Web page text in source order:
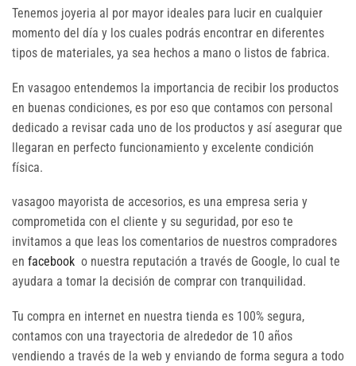
Tenemos joyeria al por mayor ideales para lucir en cualquier
momento del día y los cuales podrás encontrar en diferentes
tipos de materiales, ya sea hechos a mano o listos de fabrica.
En vasagoo entendemos la importancia de recibir los productos
en buenas condiciones, es por eso que contamos con personal
dedicado a revisar cada uno de los productos y así asegurar que
llegaran en perfecto funcionamiento y excelente condición
física.
vasagoo mayorista de accesorios, es una empresa seria y
comprometida con el cliente y su seguridad, por eso te
invitamos a que leas los comentarios de nuestros compradores
en facebook o nuestra reputación a través de Google, lo cual te
ayudara a tomar la decisión de comprar con tranquilidad.
Tu compra en internet en nuestra tienda es 100% segura,
contamos con una trayectoria de alrededor de 10 años
vendiendo a través de la web y enviando de forma segura a todo